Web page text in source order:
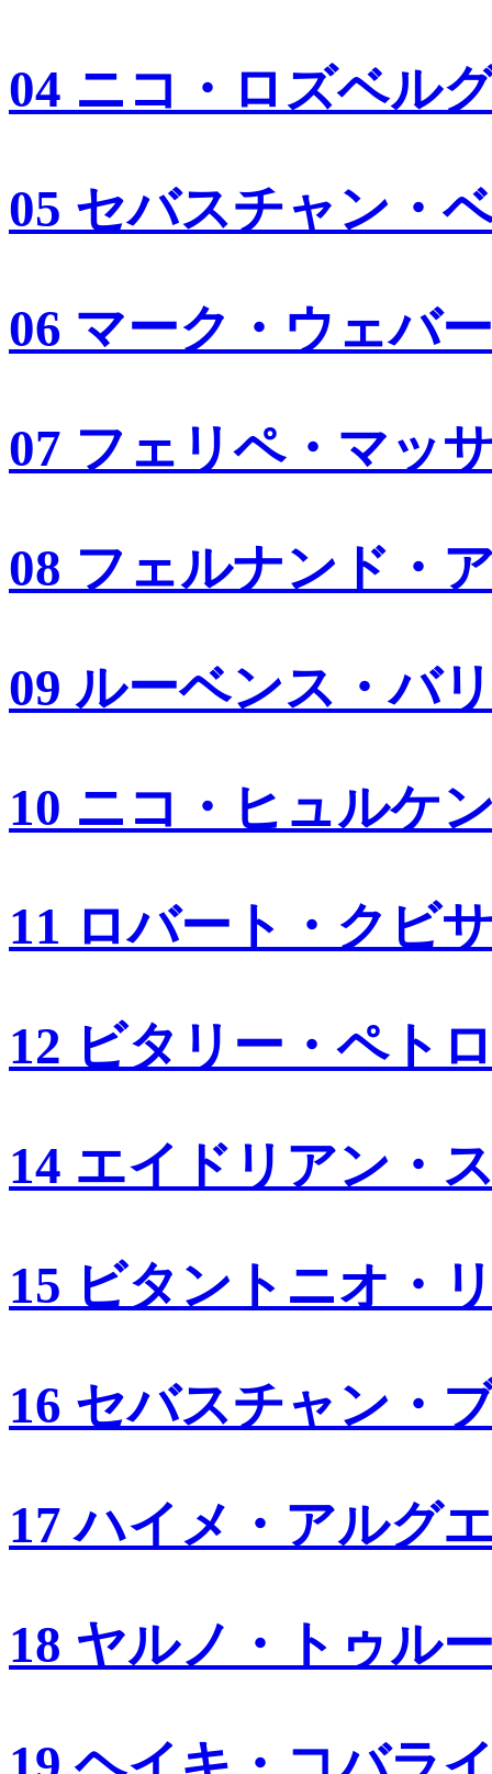
04 ニコ・ロズベル
05 セバスチャン・
06 マーク・ウェバー
07 フェリペ・マッ
08 フェルナンド・
09 ルーベンス・バ
10 ニコ・ヒュルケ
11 ロバート・クビ
12 ビタリー・ペト
14 エイドリアン・
15 ビタントニオ・
16 セバスチャン・
17 ハイメ・アルグ
18 ヤルノ・トゥル